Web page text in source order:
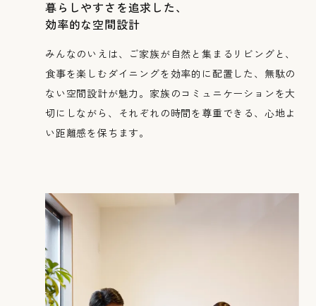
暮らしやすさを追求した、
効率的な空間設計
みんなのいえは、ご家族が自然と集まるリビングと、
食事を楽しむダイニングを効率的に配置した、無駄の
ない空間設計が魅力。家族のコミュニケーションを大
切にしながら、それぞれの時間を尊重できる、心地よ
い距離感を保ちます。